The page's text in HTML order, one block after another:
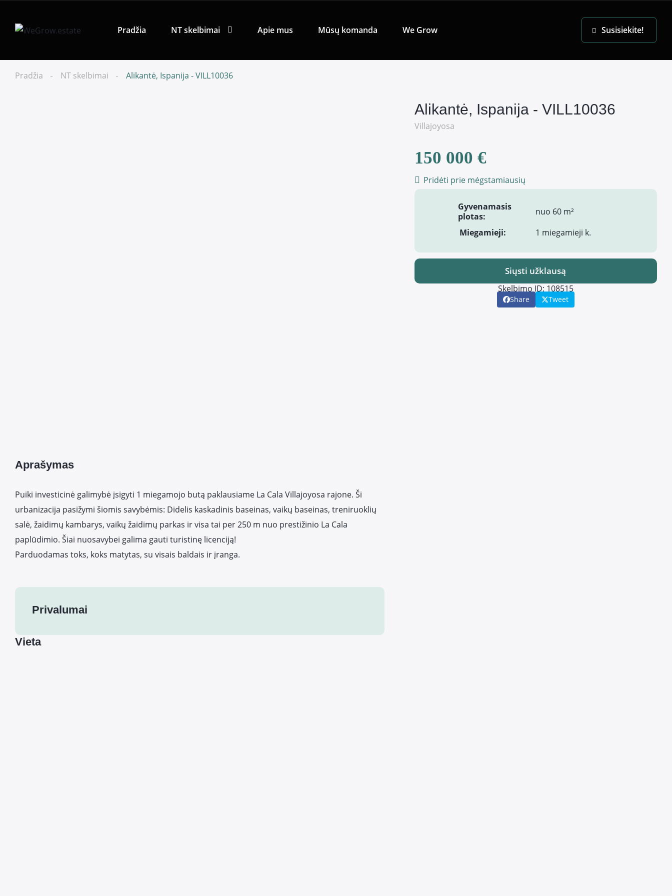
Pradžia NT skelbimai Apie mus Mūsų komanda We Grow Susisiekite!
Pradžia NT skelbimai Alikantė, Ispanija - VILL10036
Aprašymas
Puiki investicinė galimybė įsigyti 1 miegamojo butą paklausiame La Cala Villajoyosa rajone. Ši
urbanizacija pasižymi šiomis savybėmis: Didelis kaskadinis baseinas, vaikų baseinas, treniruoklių
salė, žaidimų kambarys, vaikų žaidimų parkas ir visa tai per 250 m nuo prestižinio La Cala
paplūdimio. Šiai nuosavybei galima gauti turistinę licenciją!
Parduodamas toks, koks matytas, su visais baldais ir įranga.
Privalumai
Vieta
Alikantė, Ispanija - VILL10036
Villajoyosa
150 000 €
Pridėti prie mėgstamiausių
Gyvenamasis
plotas:
nuo 60 m²
Miegamieji:
1 miegamieji k.
Siųsti užklausą
Skelbimo ID: 108515
Share Tweet